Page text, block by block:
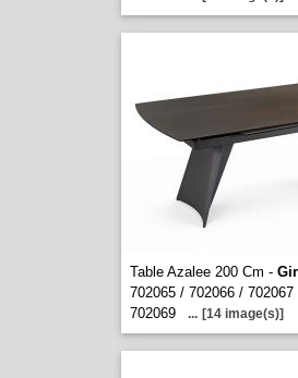
Table Azalee 200 Cm -
702065 / 702066 /
702069
... [14 image(s)]